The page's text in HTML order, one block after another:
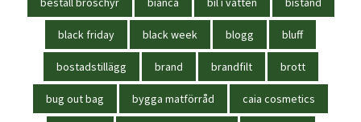
black friday black week blogg bluff
bostadstillägg brand brandfilt brott
bug out bag bygga matförråd caia cosmetics